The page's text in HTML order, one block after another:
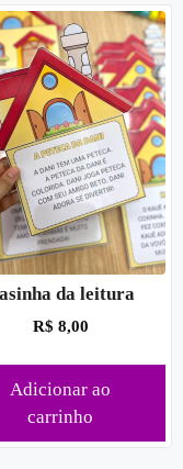
da leitura
R$ 8,00
Adicionar ao
carrinho